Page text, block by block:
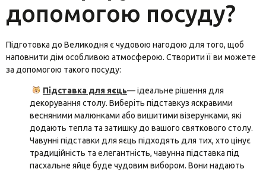
допомогою посуду?
Підготовка до Великодня є чудовою нагодою для того, щоб
наповнити дім особливою атмосферою. Створити її ви можете
за допомогою такого посуду:
Підставка для яєць— ідеальне рішення для
декорування столу. Виберіть підставкуз яскравими
весняними малюнками або вишитими візерунками, які
додають тепла та затишку до вашого святкового столу.
Чавунні підставки для яєць підходять для тих, хто цінує
традиційність та елегантність, чавунна підставка під
пасхальне яйце буде чудовим вибором. Вони надають